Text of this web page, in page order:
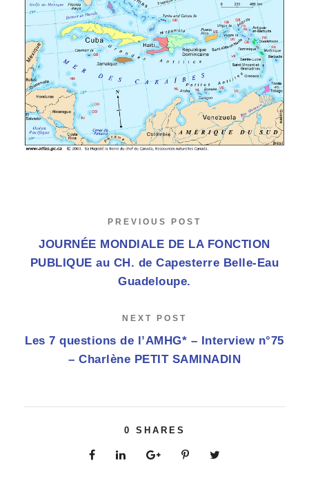
PREVIOUS POST
JOURNÉE MONDIALE DE LA FONCTION
PUBLIQUE au CH. de Capesterre Belle-Eau
Guadeloupe.
NEXT POST
Les 7 questions de l’AMHG* – Interview n°75
– Charlène PETIT SAMINADIN
0 SHARES